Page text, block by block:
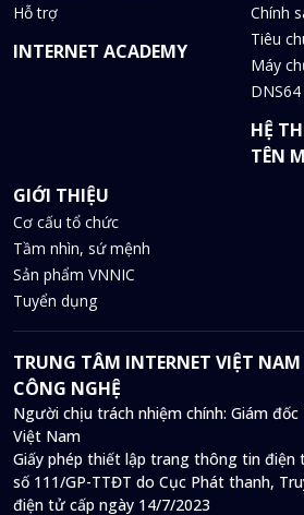
Hỗ trợ
INTERNET ACADEMY
Chính
Tiêu
Máy
DNS64
HỆ
TÊN
GIỚI THIỆU
Cơ cấu tổ chức
Tầm nhìn, sứ mệnh
Sản phẩm VNNIC
Tuyển dụng
TRUNG TÂM INTERNET VIỆT
CÔNG NGHỆ
Người chịu trách nhiệm chính: Giám
Việt Nam
Giấy phép thiết lập trang thông tin
số 111/GP-TTĐT do Cục Phát thanh,
điện tử cấp ngày 14/7/2023